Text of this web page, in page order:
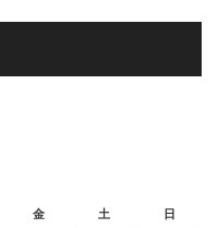
金 土 日